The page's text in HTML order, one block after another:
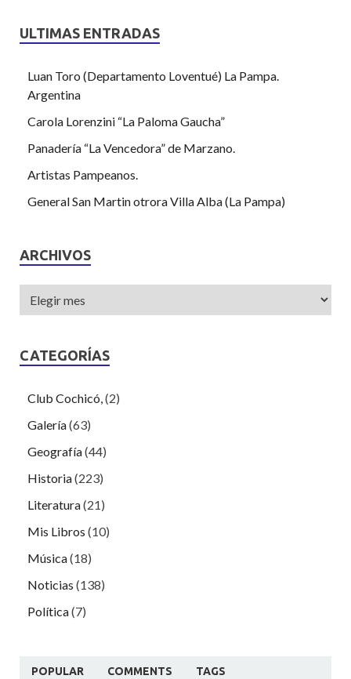
ULTIMAS ENTRADAS
Luan Toro (Departamento Loventué) La Pampa.
Argentina
Carola Lorenzini “La Paloma Gaucha”
Panadería “La Vencedora” de Marzano.
Artistas Pampeanos.
General San Martin otrora Villa Alba (La Pampa)
ARCHIVOS
CATEGORÍAS
Club Cochicó,(2)
Galería(63)
Geografía(44)
Historia(223)
Literatura(21)
Mis Libros (10)
Música(18)
Noticias (138)
Política(7)
POPULAR COMMENTS TAGS